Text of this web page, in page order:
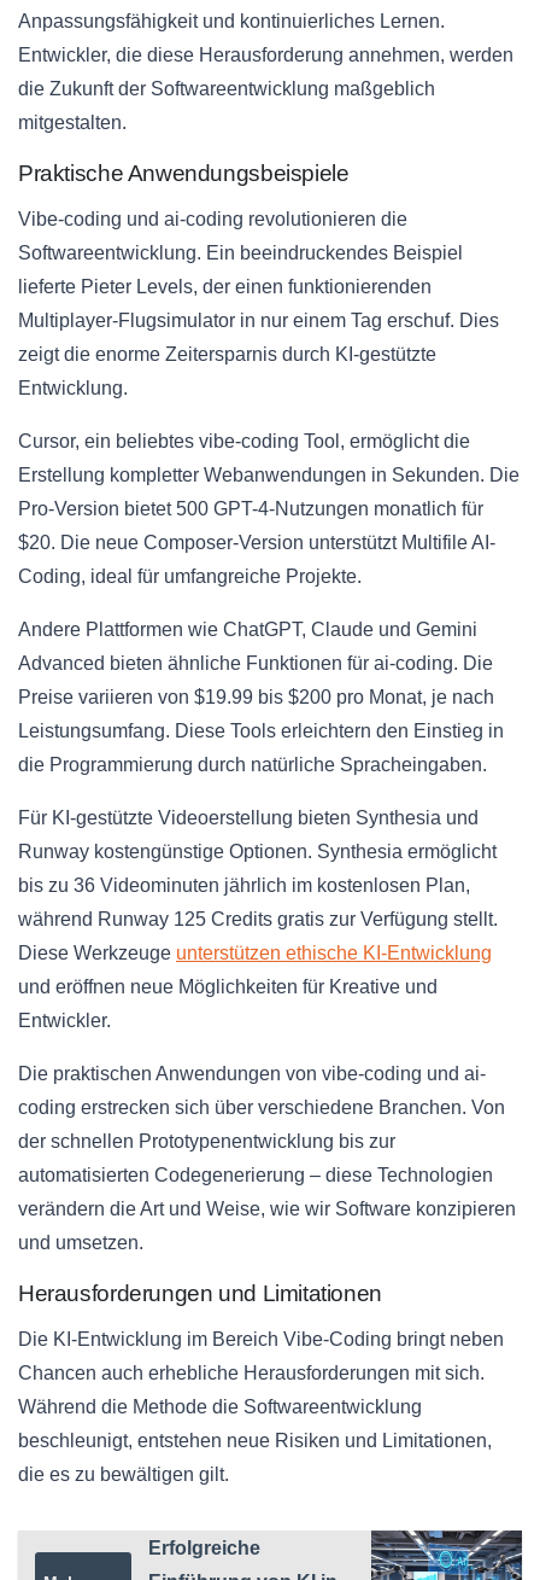
Anpassungsfähigkeit und kontinuierliches Lernen.
Entwickler, die diese Herausforderung annehmen, werden
die Zukunft der Softwareentwicklung maßgeblich
mitgestalten.
Praktische Anwendungsbeispiele
Vibe-coding und ai-coding revolutionieren die
Softwareentwicklung. Ein beeindruckendes Beispiel
lieferte Pieter Levels, der einen funktionierenden
Multiplayer-Flugsimulator in nur einem Tag erschuf. Dies
zeigt die enorme Zeitersparnis durch KI-gestützte
Entwicklung.
Cursor, ein beliebtes vibe-coding Tool, ermöglicht die
Erstellung kompletter Webanwendungen in Sekunden. Die
Pro-Version bietet 500 GPT-4-Nutzungen monatlich für
$20. Die neue Composer-Version unterstützt Multifile AI-
Coding, ideal für umfangreiche Projekte.
Andere Plattformen wie ChatGPT, Claude und Gemini
Advanced bieten ähnliche Funktionen für ai-coding. Die
Preise variieren von $19.99 bis $200 pro Monat, je nach
Leistungsumfang. Diese Tools erleichtern den Einstieg in
die Programmierung durch natürliche Spracheingaben.
Für KI-gestützte Videoerstellung bieten Synthesia und
Runway kostengünstige Optionen. Synthesia ermöglicht
bis zu 36 Videominuten jährlich im kostenlosen Plan,
während Runway 125 Credits gratis zur Verfügung stellt.
Diese Werkzeuge unterstützen ethische KI-Entwicklung
und eröffnen neue Möglichkeiten für Kreative und
Entwickler.
Die praktischen Anwendungen von vibe-coding und ai-
coding erstrecken sich über verschiedene Branchen. Von
der schnellen Prototypenentwicklung bis zur
automatisierten Codegenerierung – diese Technologien
verändern die Art und Weise, wie wir Software konzipieren
und umsetzen.
Herausforderungen und Limitationen
Die KI-Entwicklung im Bereich Vibe-Coding bringt neben
Chancen auch erhebliche Herausforderungen mit sich.
Während die Methode die Softwareentwicklung
beschleunigt, entstehen neue Risiken und Limitationen,
die es zu bewältigen gilt.
Erfolgreiche